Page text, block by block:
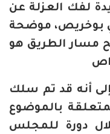
لفك العزلة عن
بوخريص، موضحة
مسار الطريق هو
أنه قد تم سلك
بالموضوع
دورة للمجلس